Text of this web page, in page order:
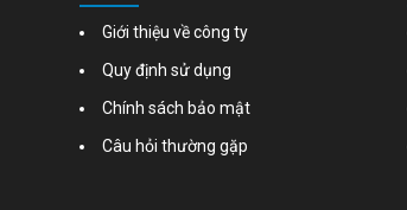
Giới thiệu về công ty
Quy định sử dụng
Chính sách bảo mật
Câu hỏi thường gặp